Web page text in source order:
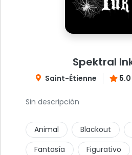
Spektral
Saint-Étienne
Sin descripción
Animal Blackout
Fantasía
Figurativo